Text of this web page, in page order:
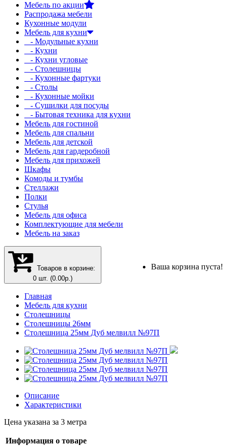
Мебель по акции
Распродажа мебели
Кухонные модули
Мебель для кухни
- Модульные кухни
- Кухни
- Кухни угловые
- Столешницы
- Кухонные фартуки
- Столы
- Кухонные мойки
- Сушилки для посуды
- Бытовая техника для кухни
Мебель для гостиной
Мебель для спальни
Мебель для детской
Мебель для гардеробной
Мебель для прихожей
Шкафы
Комоды и тумбы
Стеллажи
Полки
Стулья
Мебель для офиса
Комплектующие для мебели
Мебель на заказ
Товаров в корзине:
0 шт. (0.00р.)
Ваша корзина пуста!
Главная
Мебель для кухни
Столешницы
Столешницы 26мм
Столешница 25мм Дуб мелвилл №97П
Описание
Характеристики
Цена указана за 3 метра
Информация о товаре